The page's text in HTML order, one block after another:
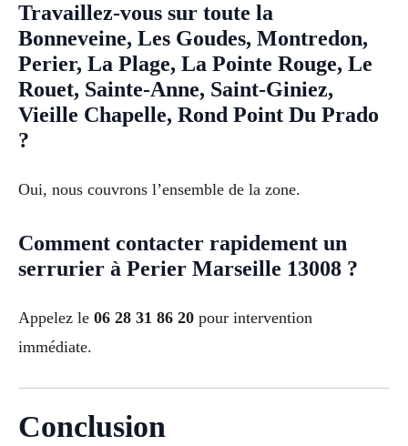
Travaillez-vous sur toute la
Bonneveine, Les Goudes, Montredon,
Perier, La Plage, La Pointe Rouge, Le
Rouet, Sainte-Anne, Saint-Giniez,
Vieille Chapelle, Rond Point Du Prado
?
Oui, nous couvrons l’ensemble de la zone.
Comment contacter rapidement un
serrurier à Perier Marseille 13008 ?
Appelez le 06 28 31 86 20 pour intervention
immédiate.
Conclusion